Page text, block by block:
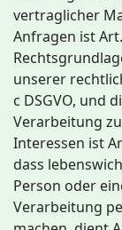
vertraglicher
Anfragen ist
unserer
c DSGVO, und
Verarbeitung
Interessen ist
dass
Person oder
Verarbeitung